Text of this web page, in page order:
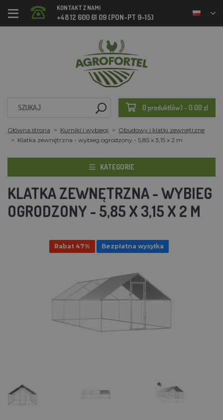
KONTAKT Z NAMI
+48 12 600 61 09 (PON-PT 9-15)
0 produkt(ów) - 0.00 zl
Główna strona Kurniki i wybiegi
Obudowy i klatki zewnętrzne
Klatka zewnętrzna - wybieg ogrodzony - 5,85 x 3,15 x 2 m
KATEGORIE
KLATKA ZEWNĘTRZNA - WYBIEG
OGRODZONY - 5,85 X 3,15 X 2 M
Rabat 47% Bezpłatna wysyłka